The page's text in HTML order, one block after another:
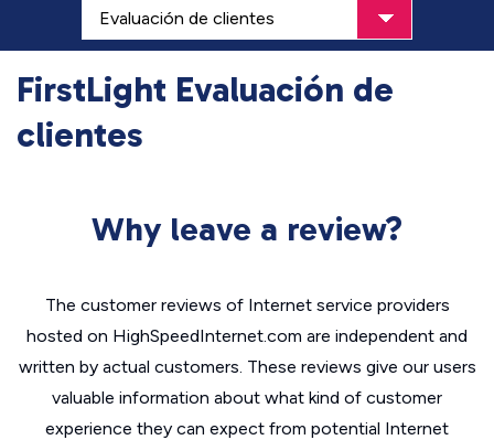
FirstLight Evaluación de
clientes
Why leave a review?
The customer reviews of Internet service providers
hosted on HighSpeedInternet.com are independent and
written by actual customers. These reviews give our users
valuable information about what kind of customer
experience they can expect from potential Internet